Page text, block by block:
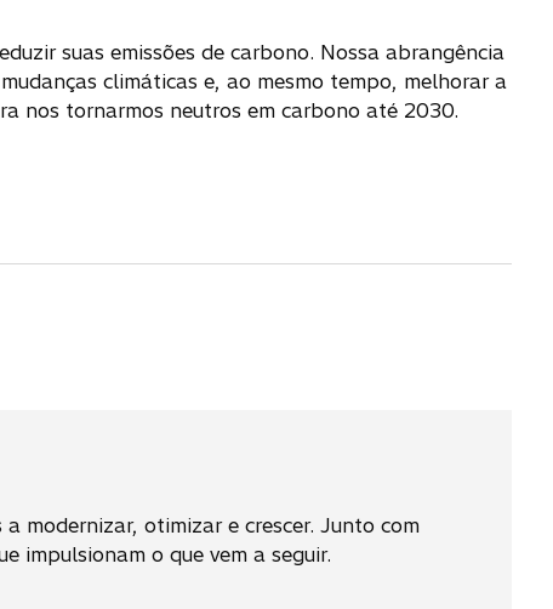
suas emissões de carbono. Nossa abrangência
climáticas e, ao mesmo tempo, melhorar a
nos tornarmos neutros em carbono até 2030.
modernizar, otimizar e crescer. Junto com
impulsionam o que vem a seguir.